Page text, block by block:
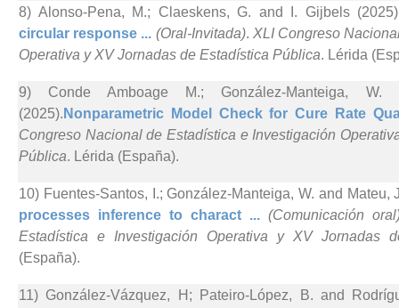
8) Alonso-Pena, M.; Claeskens, G. and I. Gijbels
circular response ... (Oral-Invitada). XLI Congreso
Operativa y XV Jornadas de Estadística Pública. Lérida
9) Conde Amboage M.; González-Manteiga,
(2025). Nonparametric Model Check for Cure Rate
Congreso Nacional de Estadística e Investigación
Pública. Lérida (España).
10) Fuentes-Santos, I.; González-Manteiga, W. and Mateu,
processes inference to charact ... (Comunicación
Estadística e Investigación Operativa y XV Jornadas
(España).
11) González-Vázquez, H; Pateiro-López, B. and